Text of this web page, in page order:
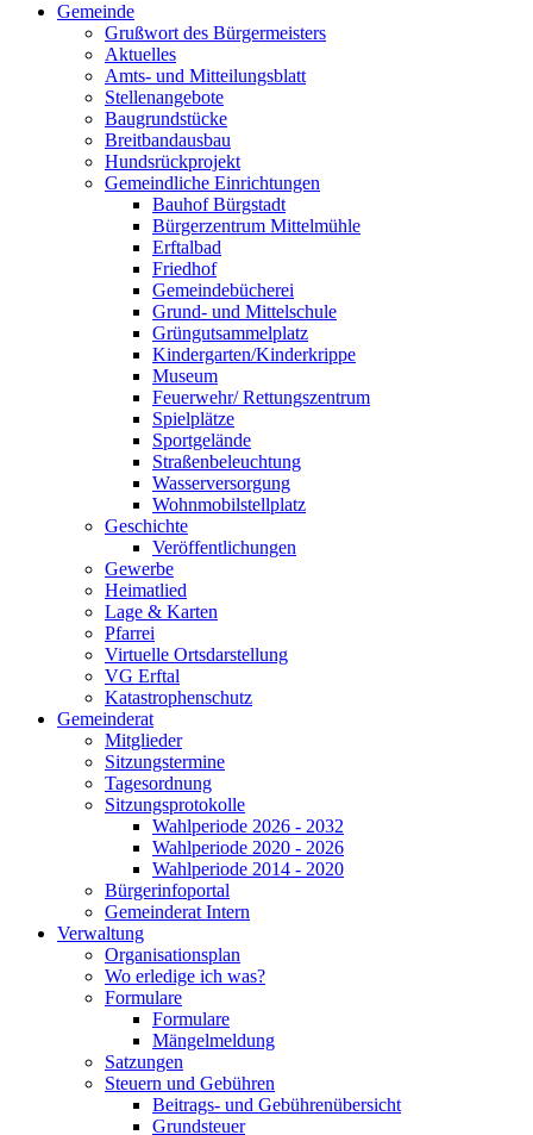
Gemeinde
Grußwort des Bürgermeisters
Aktuelles
Amts- und Mitteilungsblatt
Stellenangebote
Baugrundstücke
Breitbandausbau
Hundsrückprojekt
Gemeindliche Einrichtungen
Bauhof Bürgstadt
Bürgerzentrum Mittelmühle
Erftalbad
Friedhof
Gemeindebücherei
Grund- und Mittelschule
Grüngutsammelplatz
Kindergarten/Kinderkrippe
Museum
Feuerwehr/ Rettungszentrum
Spielplätze
Sportgelände
Straßenbeleuchtung
Wasserversorgung
Wohnmobilstellplatz
Geschichte
Veröffentlichungen
Gewerbe
Heimatlied
Lage & Karten
Pfarrei
Virtuelle Ortsdarstellung
VG Erftal
Katastrophenschutz
Gemeinderat
Mitglieder
Sitzungstermine
Tagesordnung
Sitzungsprotokolle
Wahlperiode 2026 - 2032
Wahlperiode 2020 - 2026
Wahlperiode 2014 - 2020
Bürgerinfoportal
Gemeinderat Intern
Verwaltung
Organisationsplan
Wo erledige ich was?
Formulare
Formulare
Mängelmeldung
Satzungen
Steuern und Gebühren
Beitrags- und Gebührenübersicht
Grundsteuer